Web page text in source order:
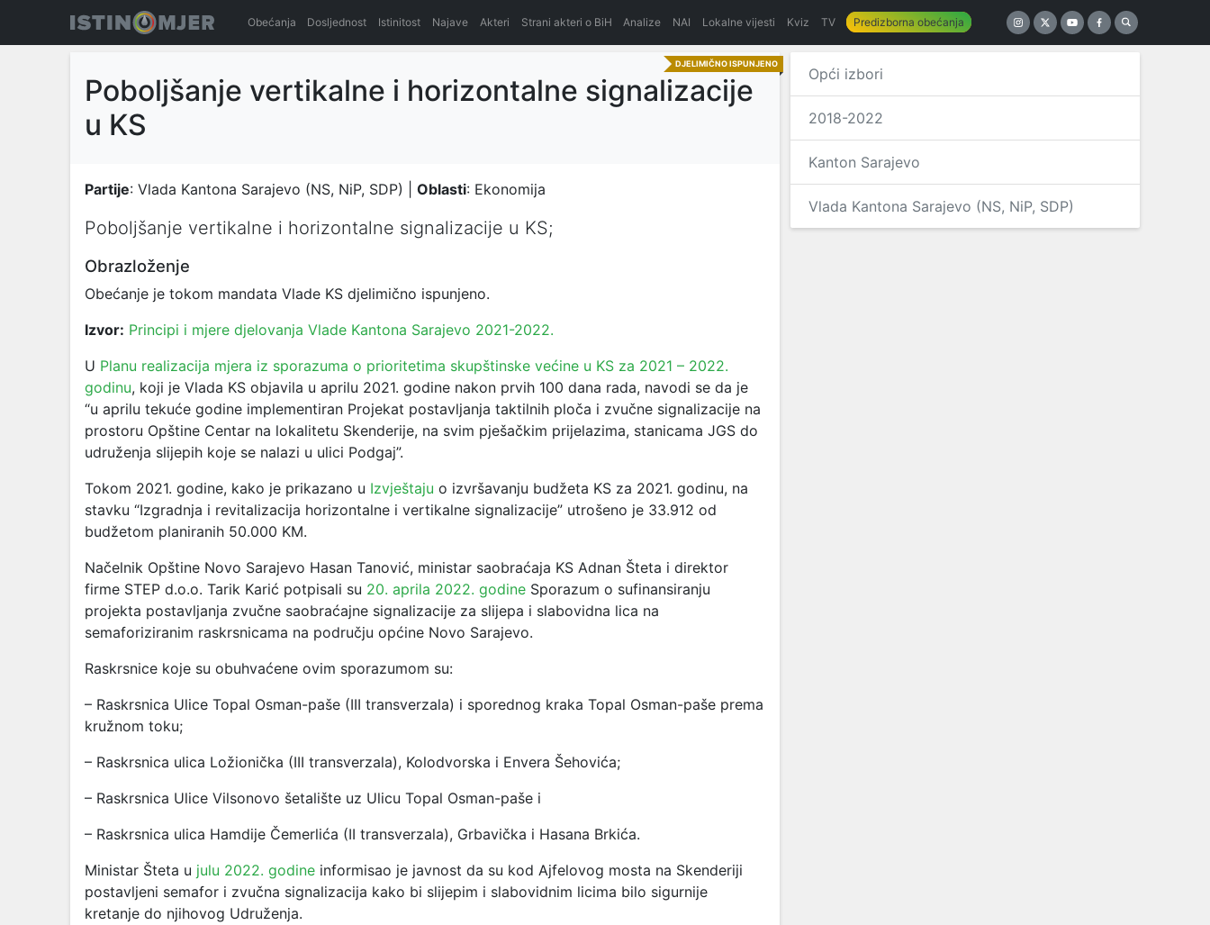
Obećanja Dosljednost Istinitost Najave Akteri Strani akteri o BiH Analize NAI Lokalne vijesti Kviz TV Predizborna obećanja
DJELIMIČNO ISPUNJENO
Poboljšanje vertikalne i horizontalne signalizacije
u KS
Partije: Vlada Kantona Sarajevo (NS, NiP, SDP) | Oblasti: Ekonomija
Poboljšanje vertikalne i horizontalne signalizacije u KS;
Obrazloženje
Obećanje je tokom mandata Vlade KS djelimično ispunjeno.
Izvor: Principi i mjere djelovanja Vlade Kantona Sarajevo 2021-2022.
U Planu realizacija mjera iz sporazuma o prioritetima skupštinske većine u KS za 2021 – 2022.
godinu, koji je Vlada KS objavila u aprilu 2021. godine nakon prvih 100 dana rada, navodi se da je
“u aprilu tekuće godine implementiran Projekat postavljanja taktilnih ploča i zvučne signalizacije na
prostoru Opštine Centar na lokalitetu Skenderije, na svim pješačkim prijelazima, stanicama JGS do
udruženja slijepih koje se nalazi u ulici Podgaj”.
Tokom 2021. godine, kako je prikazano u Izvještaju o izvršavanju budžeta KS za 2021. godinu, na
stavku “Izgradnja i revitalizacija horizontalne i vertikalne signalizacije” utrošeno je 33.912 od
budžetom planiranih 50.000 KM.
Načelnik Opštine Novo Sarajevo Hasan Tanović, ministar saobraćaja KS Adnan Šteta i direktor
firme STEP d.o.o. Tarik Karić potpisali su 20. aprila 2022. godine Sporazum o sufinansiranju
projekta postavljanja zvučne saobraćajne signalizacije za slijepa i slabovidna lica na
semaforiziranim raskrsnicama na području općine Novo Sarajevo.
Raskrsnice koje su obuhvaćene ovim sporazumom su:
– Raskrsnica Ulice Topal Osman-paše (III transverzala) i sporednog kraka Topal Osman-paše prema
kružnom toku;
– Raskrsnica ulica Ložionička (III transverzala), Kolodvorska i Envera Šehovića;
– Raskrsnica Ulice Vilsonovo šetalište uz Ulicu Topal Osman-paše i
– Raskrsnica ulica Hamdije Čemerlića (II transverzala), Grbavička i Hasana Brkića.
Ministar Šteta u julu 2022. godine informisao je javnost da su kod Ajfelovog mosta na Skenderiji
postavljeni semafor i zvučna signalizacija kako bi slijepim i slabovidnim licima bilo sigurnije
kretanje do njihovog Udruženja.
Opći izbori
2018-2022
Kanton Sarajevo
Vlada Kantona Sarajevo (NS, NiP, SDP)